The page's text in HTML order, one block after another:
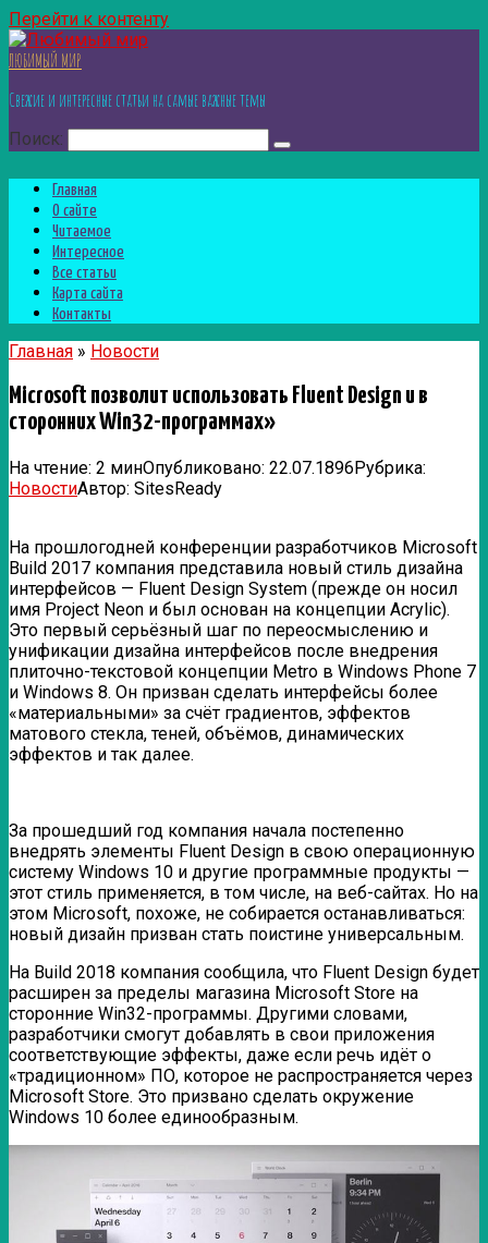
Перейти к контенту
ЛЮБИМЫЙ МИР
Свежие и интересные статьи на самые важные темы
Поиск:
Главная
О сайте
Читаемое
Интересное
Все статьи
Карта сайта
Контакты
Главная » Новости
Microsoft позволит использовать Fluent Design и в
сторонних Win32-программах»
На чтение: 2 минОпубликовано: 22.07.1896Рубрика:
НовостиАвтор: SitesReady
На прошлогодней конференции разработчиков Microsoft
Build 2017 компания представила новый стиль дизайна
интерфейсов — Fluent Design System (прежде он носил
имя Project Neon и был основан на концепции Acrylic).
Это первый серьёзный шаг по переосмыслению и
унификации дизайна интерфейсов после внедрения
плиточно-текстовой концепции Metro в Windows Phone 7
и Windows 8. Он призван сделать интерфейсы более
«материальными» за счёт градиентов, эффектов
матового стекла, теней, объёмов, динамических
эффектов и так далее.
За прошедший год компания начала постепенно
внедрять элементы Fluent Design в свою операционную
систему Windows 10 и другие программные продукты —
этот стиль применяется, в том числе, на веб-сайтах. Но на
этом Microsoft, похоже, не собирается останавливаться:
новый дизайн призван стать поистине универсальным.
На Build 2018 компания сообщила, что Fluent Design будет
расширен за пределы магазина Microsoft Store на
сторонние Win32-программы. Другими словами,
разработчики смогут добавлять в свои приложения
соответствующие эффекты, даже если речь идёт о
«традиционном» ПО, которое не распространяется через
Microsoft Store. Это призвано сделать окружение
Windows 10 более единообразным.